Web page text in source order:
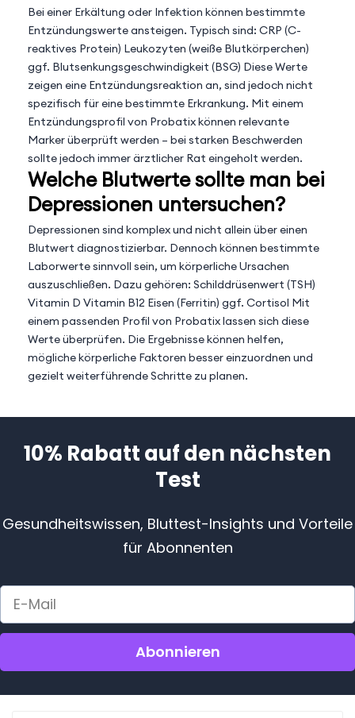
Bei einer Erkältung oder Infektion können bestimmte
Entzündungswerte ansteigen. Typisch sind: CRP (C-
reaktives Protein) Leukozyten (weiße Blutkörperchen)
ggf. Blutsenkungsgeschwindigkeit (BSG) Diese Werte
zeigen eine Entzündungsreaktion an, sind jedoch nicht
spezifisch für eine bestimmte Erkrankung. Mit einem
Entzündungsprofil von Probatix können relevante
Marker überprüft werden – bei starken Beschwerden
sollte jedoch immer ärztlicher Rat eingeholt werden.
Welche Blutwerte sollte man bei
Depressionen untersuchen?
Depressionen sind komplex und nicht allein über einen
Blutwert diagnostizierbar. Dennoch können bestimmte
Laborwerte sinnvoll sein, um körperliche Ursachen
auszuschließen. Dazu gehören: Schilddrüsenwert (TSH)
Vitamin D Vitamin B12 Eisen (Ferritin) ggf. Cortisol Mit
einem passenden Profil von Probatix lassen sich diese
Werte überprüfen. Die Ergebnisse können helfen,
mögliche körperliche Faktoren besser einzuordnen und
gezielt weiterführende Schritte zu planen.
10% Rabatt auf den nächsten
Test
Gesundheitswissen, Bluttest-Insights und Vorteile
für Abonnenten
Mail
Abonnieren